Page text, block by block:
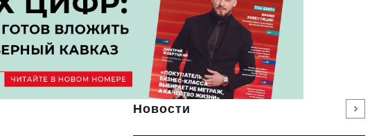
Новости